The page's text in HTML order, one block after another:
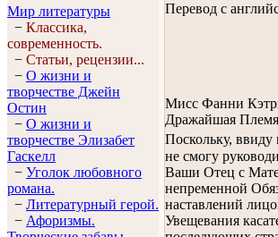
Мир литературы
− Классика,
современность.
− Статьи, рецензии...
− О жизни и
творчестве Джейн
Остин
− О жизни и
творчестве Элизабет
Гaскелл
− Уголок любовного
романа.
− Литературный герой.
− Афоризмы.
Перевод с
Мисс Фанни
Дражайшая
Поскольку,
не смогу
Ваши Отец с
непременной
наставлений
Увещевания